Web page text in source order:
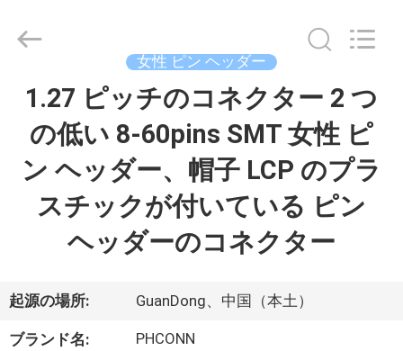
プ
ト
2015
Electronics
女性 ピン ヘッダー
1.27 ピッチのコネクター 2 つ
の低い 8-60pins SMT 女性 ピ
ン ヘッダー、帽子 LCP のプラ
スチックが付いている ピン
ヘッダーのコネクター
起源の場所: GuanDong、中国（本土）
ブランド名: PHCONN